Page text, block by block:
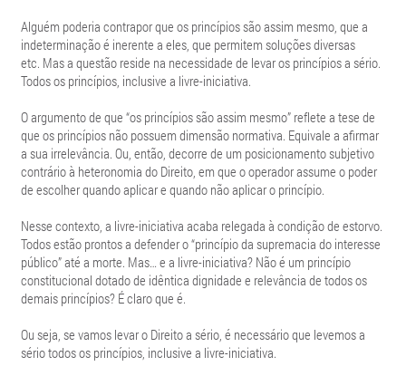
Alguém poderia contrapor que os princípios são assim mesmo, que a
indeterminação é inerente a eles, que permitem soluções diversas
etc. Mas a questão reside na necessidade de levar os princípios a sério.
Todos os princípios, inclusive a livre-iniciativa.
O argumento de que “os princípios são assim mesmo” reflete a tese de
que os princípios não possuem dimensão normativa. Equivale a afirmar
a sua irrelevância. Ou, então, decorre de um posicionamento subjetivo
contrário à heteronomia do Direito, em que o operador assume o poder
de escolher quando aplicar e quando não aplicar o princípio.
Nesse contexto, a livre-iniciativa acaba relegada à condição de estorvo.
Todos estão prontos a defender o “princípio da supremacia do interesse
público” até a morte. Mas… e a livre-iniciativa? Não é um princípio
constitucional dotado de idêntica dignidade e relevância de todos os
demais princípios? É claro que é.
Ou seja, se vamos levar o Direito a sério, é necessário que levemos a
sério todos os princípios, inclusive a livre-iniciativa.